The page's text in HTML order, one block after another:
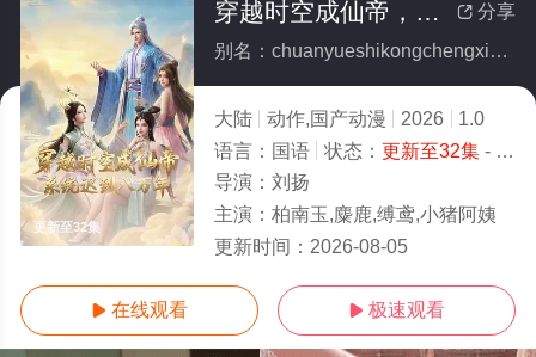
更新至32集
 分享
穿越时空成仙帝，系统迟到八万年
别名：chuanyueshikongchengxiandixitongchidaobawannian
大陆 动作,国产动漫 2026
1.0
语言： 国语 状态： 更新至32集- 免费在线观看
导演： 刘扬
主演： 柏南玉,麋鹿,缚鸢,小猪阿姨
更新时间： 2026-08-05
 在线观看  极速观看